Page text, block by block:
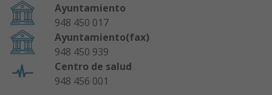
Ayuntamiento
948 450 017
Ayuntamiento(fax)
948 450 939
Centro de salud
948 456 001